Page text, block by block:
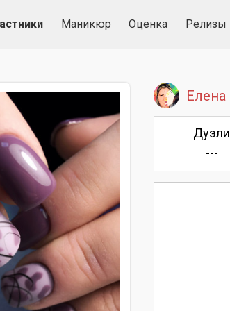
Маникюр Оценка Релизы
Елена
Дуэли
---